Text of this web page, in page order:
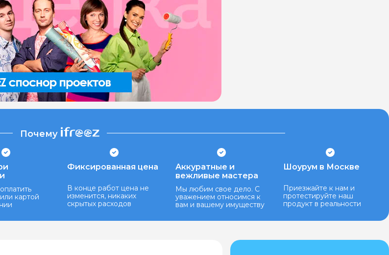
Почему
картой
Фиксированная цена
В конце работ цена не
изменится, никаких
скрытых расходов
Аккуратные и
вежливые мастера
Мы любим свое дело. С
уважением относимся к
вам и вашему имуществу
Шоурум в Москве
Приезжайте к нам и
протестируйте наш
продукт в реальности